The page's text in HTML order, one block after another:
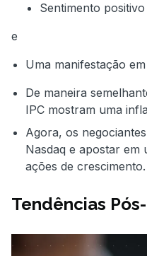
Sentimento
e
Uma manifestação
De maneira
IPC mostram uma
Agora, os
Nasdaq e apostar em
ações de crescimento.
Tendências